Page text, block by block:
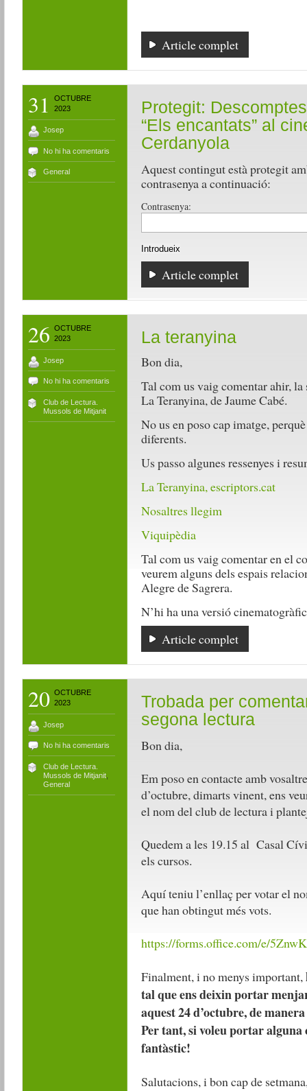
Article complet
31
OCTUBRE
2023
Josep
No hi ha comentaris
General
Protegit:
“Els encantats” al
Cerdanyola
Aquest contingut està protegit
contrasenya a continuació:
Contrasenya:
Article complet
26 OCTUBRE
2023
Josep
No hi ha comentaris
Club de Lectura.
Mussols de Mitjanit
La teranyina
Bon dia,
Tal com us vaig comentar ahir, la
La Teranyina, de Jaume Cabé.
No us en poso cap imatge,
diferents.
Us passo algunes ressenyes i
La Teranyina, escriptors.cat
Nosaltres llegim
Viquipèdia
Tal com us vaig comentar en el
veurem alguns dels espais
Alegre de Sagrera.
N’hi ha una versió
Article complet
20 OCTUBRE
2023
Josep
No hi ha comentaris
Club de Lectura.
Mussols de Mitjanit,
General
Trobada per
segona lectura
Bon dia,
Em poso en contacte amb
d’octubre, dimarts vinent, ens
el nom del club de lectura i
Quedem a les 19.15 al Casal
els cursos.
Aquí teniu l’enllaç per votar el
que han obtingut més vots.
https://forms.office.com/e/
Finalment, i no menys important,
tal que ens deixin portar
aquest 24 d’octubre, de
Per tant, si voleu portar
fantàstic!
Salutacions, i bon cap de